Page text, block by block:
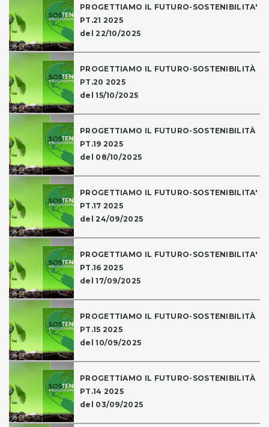
PROGETTIAMO IL FUTURO-SOSTENIBILITA'
PT.21 2025
del 22/10/2025
PROGETTIAMO IL FUTURO-SOSTENIBILITÀ
PT.20 2025
del 15/10/2025
PROGETTIAMO IL FUTURO-SOSTENIBILITÀ
PT.19 2025
del 08/10/2025
PROGETTIAMO IL FUTURO-SOSTENIBILITA'
PT.17 2025
del 24/09/2025
PROGETTIAMO IL FUTURO-SOSTENIBILITA'
PT.16 2025
del 17/09/2025
PROGETTIAMO IL FUTURO-SOSTENIBILITÀ
PT.15 2025
del 10/09/2025
PROGETTIAMO IL FUTURO-SOSTENIBILITÀ
PT.14 2025
del 03/09/2025